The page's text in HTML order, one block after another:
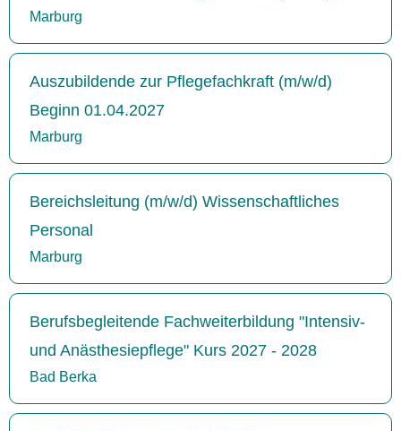
Marburg
Auszubildende zur Pflegefachkraft (m/w/d)
Beginn 01.04.2027
Marburg
Bereichsleitung (m/w/d) Wissenschaftliches
Personal
Marburg
Berufsbegleitende Fachweiterbildung "Intensiv-
und Anästhesiepflege" Kurs 2027 - 2028
Bad Berka